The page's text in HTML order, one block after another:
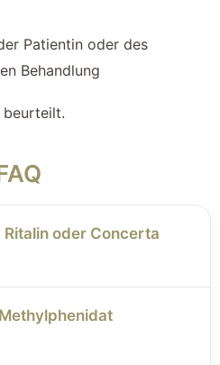
Patientin oder des
Behandlung
oder Concerta